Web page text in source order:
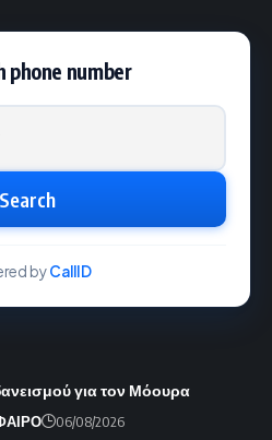
phone number
Search
byCallID
για τον Μόουρα
06/08/2026